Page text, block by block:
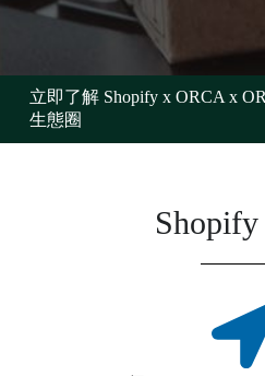
立即了解 Shopify x ORCA x
生態圈